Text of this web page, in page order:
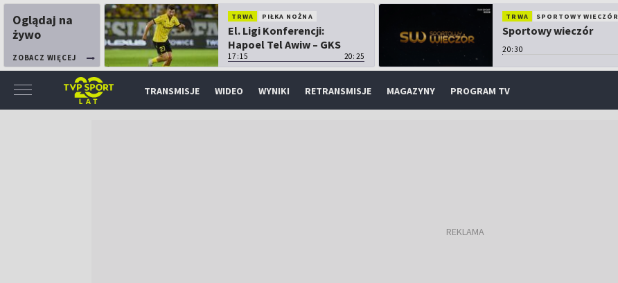
Oglądaj na
żywo
ZOBACZ WIĘCEJ
TRWA PIŁKA NOŻNA
El. Ligi Konferencji:
Hapoel Tel Awiw – GKS
Katowice
17:15 20:25
TRWA SPORTOWY WIECZÓR
Sportowy wieczór
20:30
TRANSMISJE WIDEO WYNIKI RETRANSMISJE MAGAZYNY PROGRAM TV